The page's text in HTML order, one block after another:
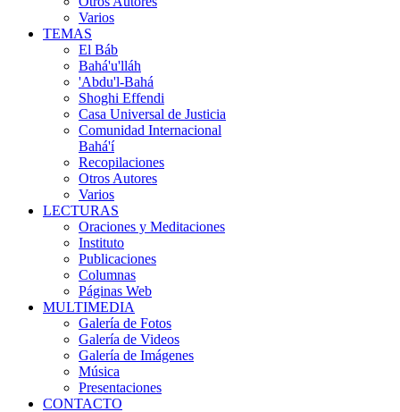
Varios
TEMAS
El Báb
Bahá'u'lláh
'Abdu'l-Bahá
Shoghi Effendi
Casa Universal de Justicia
Comunidad Internacional
Bahá'í
Recopilaciones
Otros Autores
Varios
LECTURAS
Oraciones y Meditaciones
Instituto
Publicaciones
Columnas
Páginas Web
MULTIMEDIA
Galería de Fotos
Galería de Videos
Galería de Imágenes
Música
Presentaciones
CONTACTO